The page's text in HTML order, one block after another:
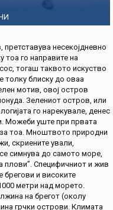
несекојдневно
тоа го направите на
тогаш таквото искуство
толку блиску до оваа
мотив, овој остров
Зелениот остров, или
го нарекувале, денес
Можеби уште при првата
за тоа. Мноштвото природни
скриените ували,
се симнува до самото море,
плови”. Специфичниот и жив
брегови и високите
метри над морето.
на брегот (околу
грчки острови. Климата